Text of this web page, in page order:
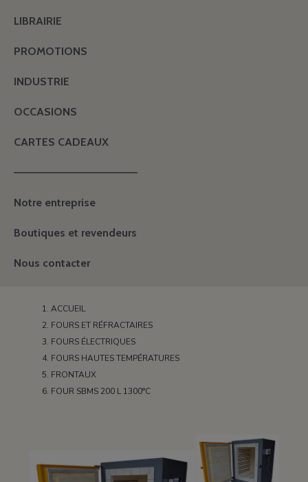
LIBRAIRIE
PROMOTIONS
INDUSTRIE
OCCASIONS
CARTES CADEAUX
———————————————
Notre entreprise
Boutiques et revendeurs
Nous contacter
ACCUEIL
FOURS ET RÉFRACTAIRES
FOURS ÉLECTRIQUES
FOURS HAUTES TEMPÉRATURES
FRONTAUX
FOUR SBMS 200 L 1300°C